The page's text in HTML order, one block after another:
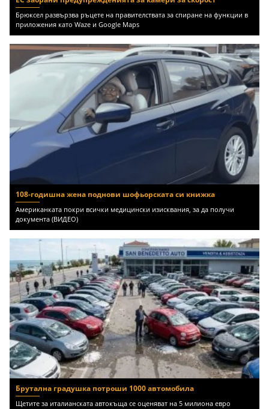
Брюксел развързва ръцете на правителствата за спиране на функции в
приложения като Waze и Google Maps
108-годишна жена поднови шофьорската си книжка
Американката покри всички медицински изисквания, за да получи
документа (ВИДЕО)
Брутална градушка потроши 1000 автомобила
Щетите за италианската автокъща се оценяват на 5 милиона евро